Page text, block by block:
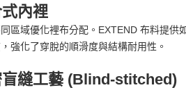
內裡
區域優化裡布分配。EXTEND 布料提供
強化了穿脫的順滑度與結構耐用性。
縫工藝 (Blind-stitched)